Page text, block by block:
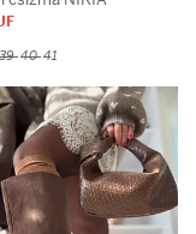
394041